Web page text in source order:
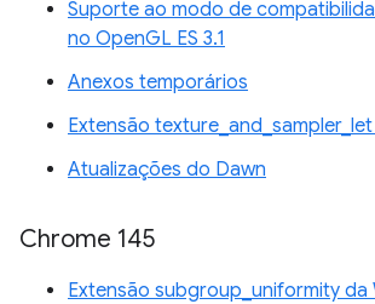
Suporte ao modo de
no OpenGL ES 3.1
Anexos temporários
Extensão
Atualizações do Dawn
Chrome 145
Extensão subgroup_uniformity da